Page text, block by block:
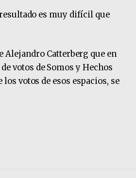
es muy difícil que
Alejandro Catterberg que en
votos de Somos y Hechos
votos de esos espacios, se